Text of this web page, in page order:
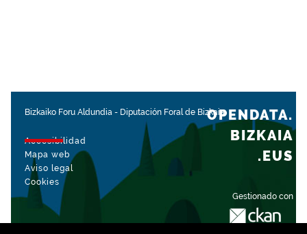
Bizkaiko Foru Aldundia - Diputación Foral de Bizkaia
Accesibilidad
Mapa web
Aviso legal
Cookies
Gestionado con
OPENDATA.
BIZKAIA
.EUS